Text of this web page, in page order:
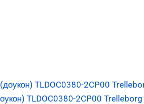
TLDOC0380-2CP00 Trelleborg